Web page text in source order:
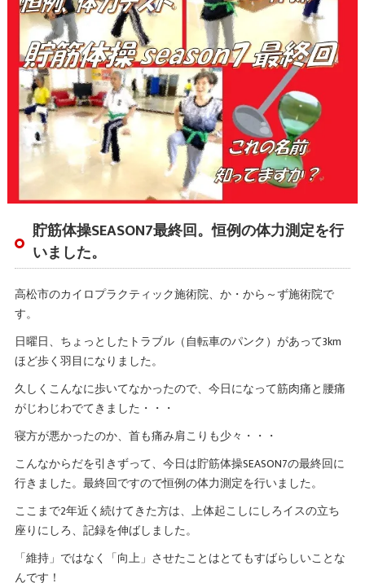
貯筋体操SEASON7最終回。恒例の体力測定を行
いました。
高松市のカイロプラクティック施術院、か・から～ず施術院で
す。
日曜日、ちょっとしたトラブル（自転車のパンク）があって3km
ほど歩く羽目になりました。
久しくこんなに歩いてなかったので、今日になって筋肉痛と腰痛
がじわじわでてきました・・・
寝方が悪かったのか、首も痛み肩こりも少々・・・
こんなからだを引きずって、今日は貯筋体操SEASON7の最終回に
行きました。最終回ですので恒例の体力測定を行いました。
ここまで2年近く続けてきた方は、上体起こしにしろイスの立ち
座りにしろ、記録を伸ばしました。
「維持」ではなく「向上」させたことはとてもすばらしいことな
んです！